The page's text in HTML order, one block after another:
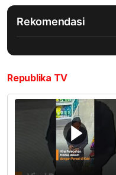
Rekomendasi
Republika TV